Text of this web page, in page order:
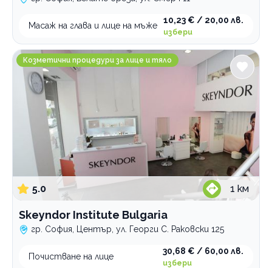
Масаж на глава и лице на мъже
10,23 € / 20,00 лв.
избери
Skeyndor Institute Bulgaria
Козметични процедури за лице и тяло
5.0 1 км
Skeyndor Institute Bulgaria
гр. София, Център, ул. Георги С. Раковски 125
Почистване на лице
30,68 € / 60,00 лв.
избери